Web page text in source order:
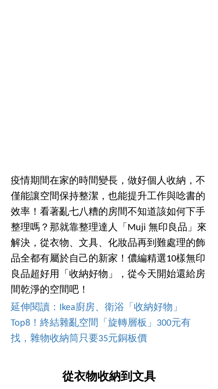
疫情期間在家的時間變長，做好個人收納，不
僅能讓空間保持整潔，也能提升工作與唸書的
效率！看著亂七八糟的房間不知道該如何下手
整理嗎？那就靠整理達人「Muji 無印良品」來
解決，從衣物、文具、化妝品再到難處理的飾
品全都有屬於自己的新家！儂編精選10樣無印
良品超好用「收納好物」，從今天開始還給房
間乾淨的空間吧！
延伸閱讀：Ikea廚房、衛浴「收納好物」
Top8！終結雜亂空間「旋轉層板」300元有
找，雜物收納筒只要35元銅板價
從衣物收納到文具